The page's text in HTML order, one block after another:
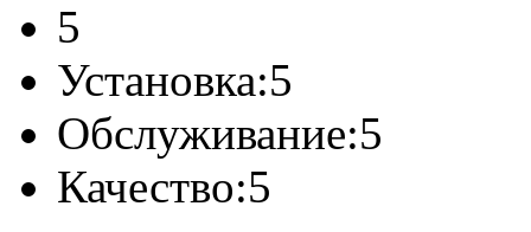
5
Установка:5
Обслуживание:5
Качество:5